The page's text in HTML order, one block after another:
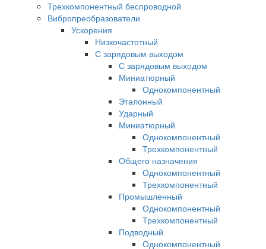
Трехкомпонентный беспроводной
Вибропреобразователи
Ускорения
Низкочастотный
С зарядовым выходом
С зарядовым выходом
Миниатюрный
Однокомпонентный
Эталонный
Ударный
Миниатюрный
Однокомпонентный
Трехкомпонентный
Общего назначения
Однокомпонентный
Трехкомпонентный
Промышленный
Однокомпонентный
Трехкомпонентный
Подводный
Однокомпонентный